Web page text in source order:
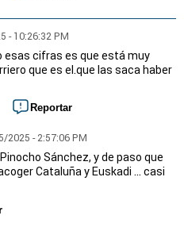
- 10:26:32 PM
esas cifras es que está muy
que es el.que las saca haber
Reportar
2025 - 2:57:06 PM
Sánchez, y de paso que
Cataluña y Euskadi ... casi